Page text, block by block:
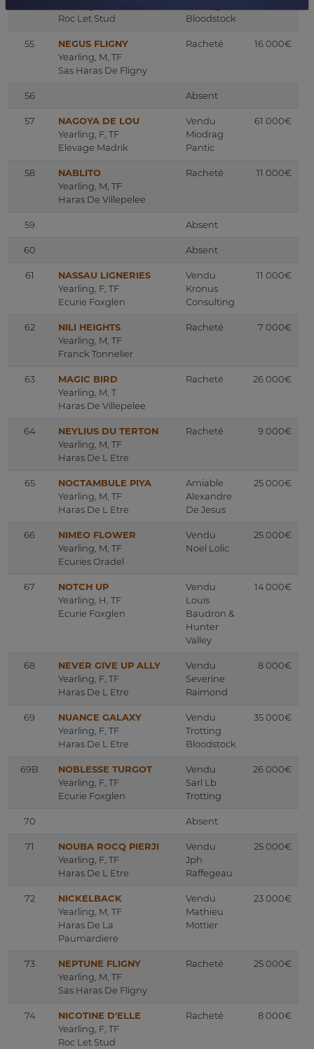
Roc Let Stud
Bloodstock
55
NEGUS FLIGNY
Yearling, M, TF
Sas Haras De Fligny
Racheté 16 000€
56 Absent
57
NAGOYA DE LOU
Yearling, F, TF
Elevage Madrik
Vendu
Miodrag
Pantic
61 000€
58
NABLITO
Yearling, M, TF
Haras De Villepelee
Racheté 11 000€
59 Absent
60 Absent
61
NASSAU LIGNERIES
Yearling, F, TF
Ecurie Foxglen
Vendu
Kronus
Consulting
11 000€
62
NILI HEIGHTS
Yearling, M, TF
Franck Tonnelier
Racheté 7 000€
63
MAGIC BIRD
Yearling, M, T
Haras De Villepelee
Racheté 26 000€
64
NEYLIUS DU TERTON
Yearling, M, TF
Haras De L Etre
Racheté 9 000€
65
NOCTAMBULE PIYA
Yearling, M, TF
Haras De L Etre
Amiable
Alexandre
De Jesus
25 000€
66
NIMEO FLOWER
Yearling, M, TF
Ecuries Oradel
Vendu
Noel Lolic
25 000€
67
NOTCH UP
Yearling, H, TF
Ecurie Foxglen
Vendu
Louis
Baudron &
Hunter
Valley
14 000€
68
NEVER GIVE UP ALLY
Yearling, F, TF
Haras De L Etre
Vendu
Severine
Raimond
8 000€
69
NUANCE GALAXY
Yearling, F, TF
Haras De L Etre
Vendu
Trotting
Bloodstock
35 000€
69B
NOBLESSE TURGOT
Yearling, F, TF
Ecurie Foxglen
Vendu
Sarl Lb
Trotting
26 000€
70 Absent
71
NOUBA ROCQ PIERJI
Yearling, F, TF
Haras De L Etre
Vendu
Jph
Raffegeau
25 000€
72
NICKELBACK
Yearling, M, TF
Haras De La
Paumardiere
Vendu
Mathieu
Mottier
23 000€
73
NEPTUNE FLIGNY
Yearling, M, TF
Sas Haras De Fligny
Racheté 25 000€
74
NICOTINE D'ELLE
Yearling, F, TF
Roc Let Stud
Racheté 8 000€